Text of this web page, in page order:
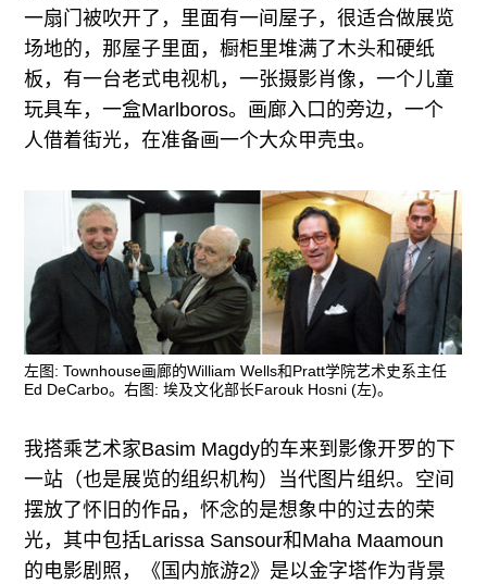
一扇门被吹开了，里面有一间屋子，很适合做展览
场地的，那屋子里面，橱柜里堆满了木头和硬纸
板，有一台老式电视机，一张摄影肖像，一个儿童
玩具车，一盒Marlboros。画廊入口的旁边，一个
人借着街光，在准备画一个大众甲壳虫。
左图: Townhouse画廊的William Wells和Pratt学院艺术史系主任
Ed DeCarbo。右图: 埃及文化部长Farouk Hosni (左)。
我搭乘艺术家Basim Magdy的车来到影像开罗的下
一站（也是展览的组织机构）当代图片组织。空间
摆放了怀旧的作品，怀念的是想象中的过去的荣
光，其中包括Larissa Sansour和Maha Maamoun
的电影剧照，《国内旅游2》是以金字塔作为背景